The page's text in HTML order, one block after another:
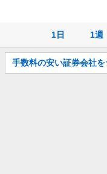
1日 1週
お
知
手数料の安い証券会社